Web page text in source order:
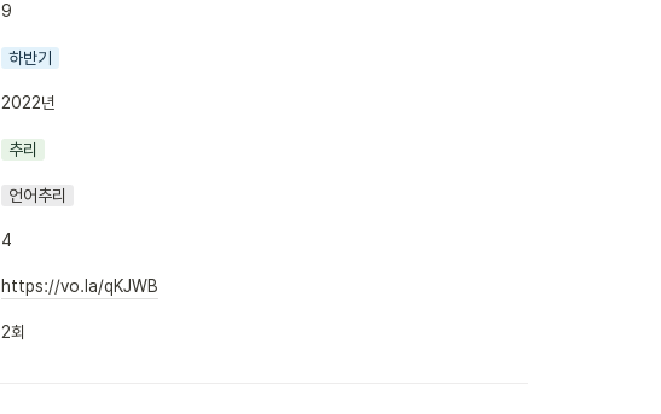
9
하반기
2022년
추리
언어추리
4
https://vo.la/qKJWB
2회